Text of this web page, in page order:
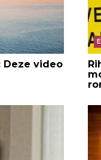
Deze video